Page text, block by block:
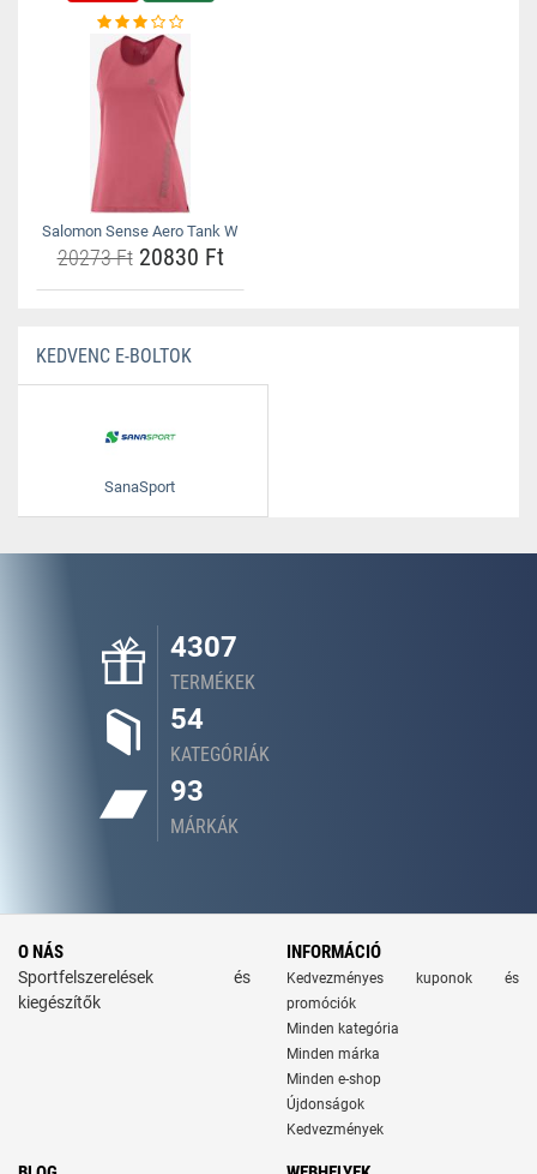
Salomon Sense Aero Tank W
20273 Ft20830 Ft
KEDVENC E-BOLTOK
SanaSport
4307
TERMÉKEK
54
KATEGÓRIÁK
93
MÁRKÁK
O NÁS
Sportfelszerelések és
kiegészítők
INFORMÁCIÓ
Kedvezményes kuponok és
promóciók
Minden kategória
Minden márka
Minden e-shop
Újdonságok
Kedvezmények